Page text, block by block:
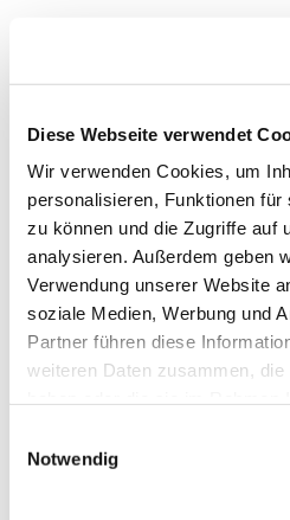
Diese Webseite verwendet
Wir verwenden Cookies, um
personalisieren, Funktionen
zu können und die Zugriffe auf
analysieren. Außerdem geben
Verwendung unserer Website
soziale Medien, Werbung und
Partner führen diese
weiteren Daten zusammen,
Notwendig
Dies könnte